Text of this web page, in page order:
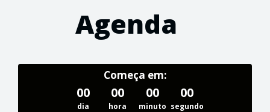
Agenda
Começa em:
00
dia
00
hora
00
minuto
00
segundo